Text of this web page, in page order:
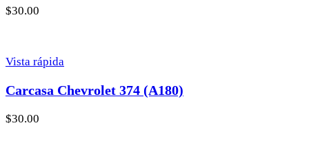
$30.00
Vista rápida
Carcasa Chevrolet 374 (A180)
$30.00